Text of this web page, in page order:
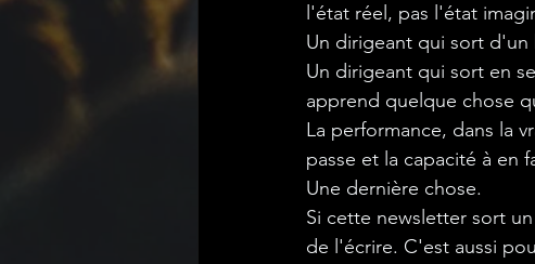
l'état réel, pas l'état
Un dirigeant qui sort d'un
Un dirigeant qui sort en
apprend quelque chose
La performance, dans la
passe et la capacité à en
Une dernière chose.
Si cette newsletter sort
de l'écrire. C'est aussi